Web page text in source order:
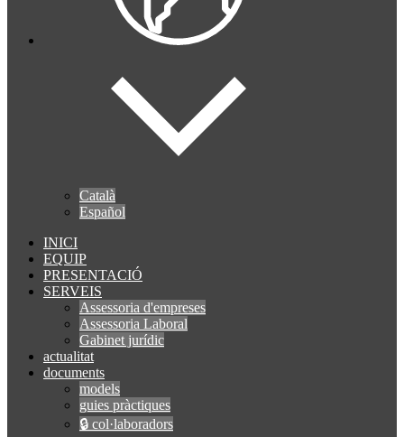
Català
Español
INICI
EQUIP
PRESENTACIÓ
SERVEIS
Assessoria d'empreses
Assessoria Laboral
Gabinet jurídic
actualitat
documents
models
guies pràctiques
🔒 col·laboradors